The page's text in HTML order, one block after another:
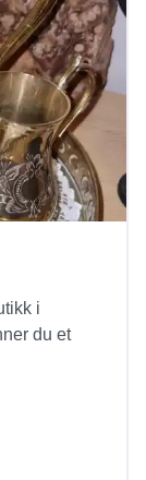
i
du et